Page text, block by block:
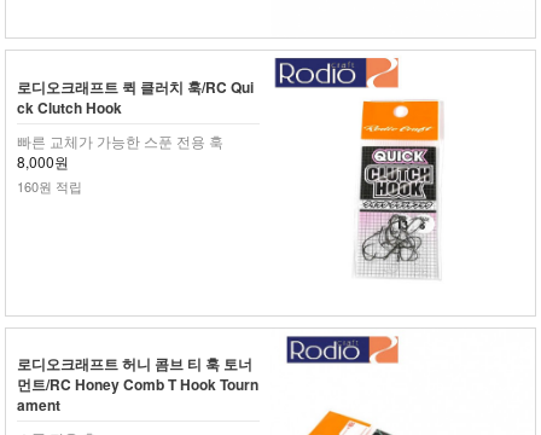
로디오크래프트 퀵 클러치 훅/RC Qui
ck Clutch Hook
빠른 교체가 가능한 스푼 전용 훅
8,000원
160원 적립
로디오크래프트 허니 콤브 티 훅 토너
먼트/RC Honey Comb T Hook Tourn
ament